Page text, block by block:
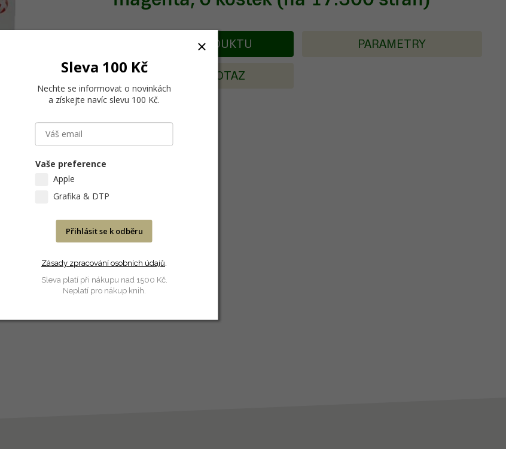
POPIS PRODUKTU PARAMETRY
POSLAT DOTAZ
Sleva 100 Kč
Nechte se informovat o novinkách
a získejte navíc slevu 100 Kč.
Vaše preference
Apple
Grafika & DTP
Přihlásit se k odběru
Zásady zpracování osobních údajů
Sleva platí při nákupu nad 1500 Kč.
Neplatí pro nákup knih.